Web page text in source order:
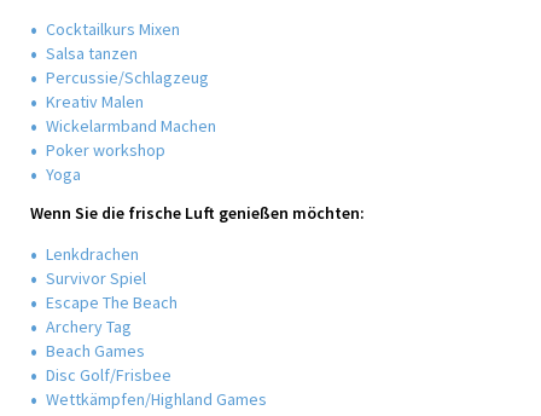
Cocktailkurs Mixen
Salsa tanzen
Percussie/Schlagzeug
Kreativ Malen
Wickelarmband Machen
Poker workshop
Yoga
Wenn Sie die frische Luft genießen möchten:
Lenkdrachen
Survivor Spiel
Escape The Beach
Archery Tag
Beach Games
Disc Golf/Frisbee
Wettkämpfen/Highland Games